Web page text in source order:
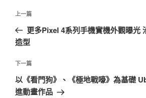
文
導
覽
上
一
篇
章
上一篇
更多Pixel 4系列手機實機外觀曝光
造型
下
一
篇
下一篇
以《看門狗》、《極地戰嚎》為基礎
進動畫作品